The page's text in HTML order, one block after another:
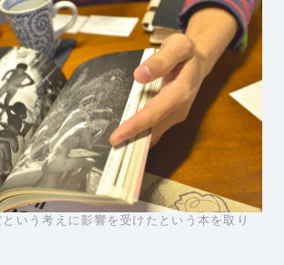
いう考えに影響を受けたという本を取り